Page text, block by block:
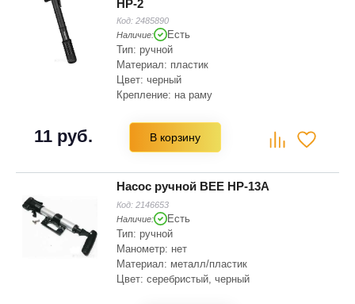
HP-2
Код: 2485890
Наличие:
Есть
Тип: ручной
Материал: пластик
Цвет: черный
Крепление: на раму
11 руб. В корзину
Насос ручной BEE HP-13A
Код: 2146653
Наличие:
Есть
Тип: ручной
Манометр: нет
Материал: металл/пластик
Цвет: серебристый, черный